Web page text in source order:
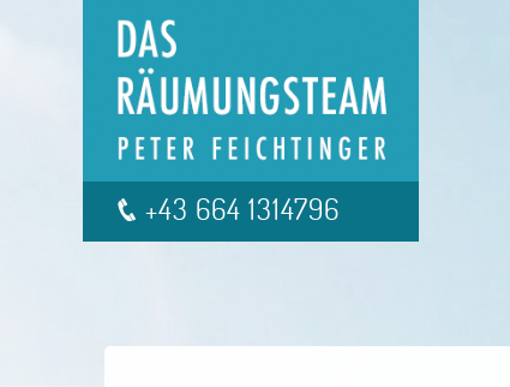
+43 664 1314796